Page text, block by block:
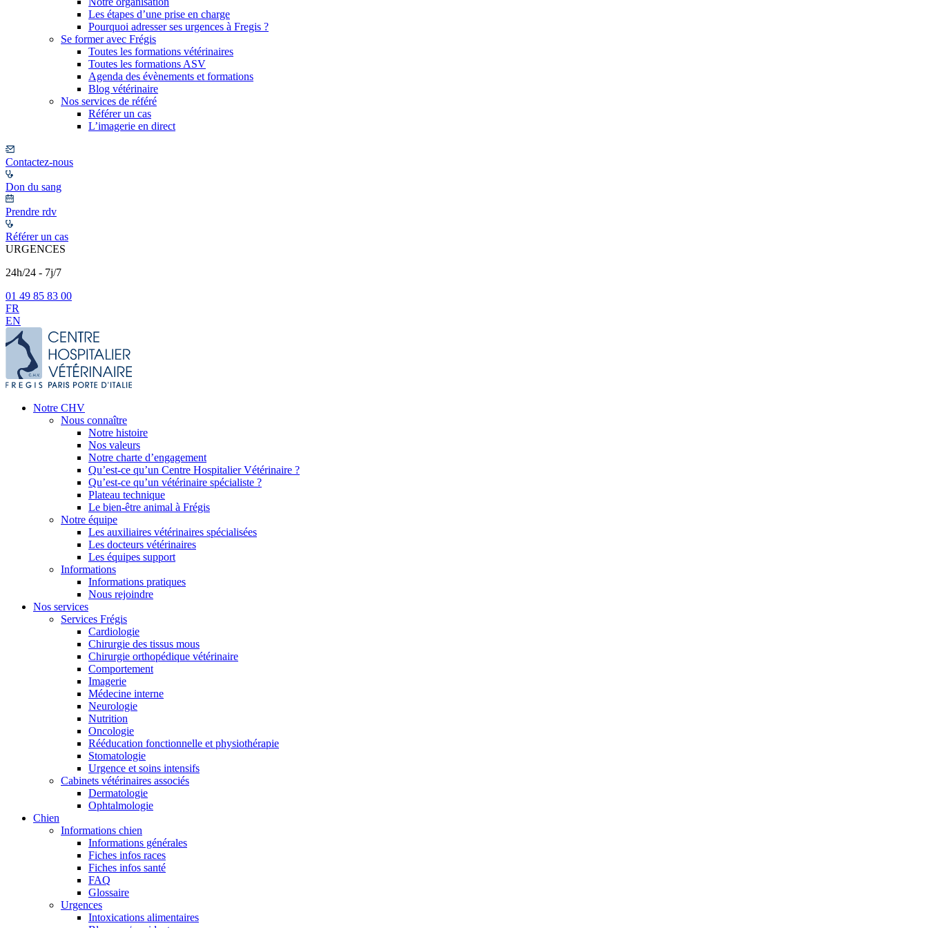
Les étapes d’une prise en charge
Pourquoi adresser ses urgences à Fregis ?
Se former avec Frégis
Toutes les formations vétérinaires
Toutes les formations ASV
Agenda des évènements et formations
Blog vétérinaire
Nos services de référé
Référer un cas
L’imagerie en direct
Contactez-nous
Don du sang
Prendre rdv
Référer un cas
URGENCES
24h/24 - 7j/7
01 49 85 83 00
FR
EN
Notre CHV
Nous connaître
Notre histoire
Nos valeurs
Notre charte d’engagement
Qu’est-ce qu’un Centre Hospitalier Vétérinaire ?
Qu’est-ce qu’un vétérinaire spécialiste ?
Plateau technique
Le bien-être animal à Frégis
Notre équipe
Les auxiliaires vétérinaires spécialisées
Les docteurs vétérinaires
Les équipes support
Informations
Informations pratiques
Nous rejoindre
Nos services
Services Frégis
Cardiologie
Chirurgie des tissus mous
Chirurgie orthopédique vétérinaire
Comportement
Imagerie
Médecine interne
Neurologie
Nutrition
Oncologie
Rééducation fonctionnelle et physiothérapie
Stomatologie
Urgence et soins intensifs
Cabinets vétérinaires associés
Dermatologie
Ophtalmologie
Chien
Informations chien
Informations générales
Fiches infos races
Fiches infos santé
FAQ
Glossaire
Urgences
Intoxications alimentaires